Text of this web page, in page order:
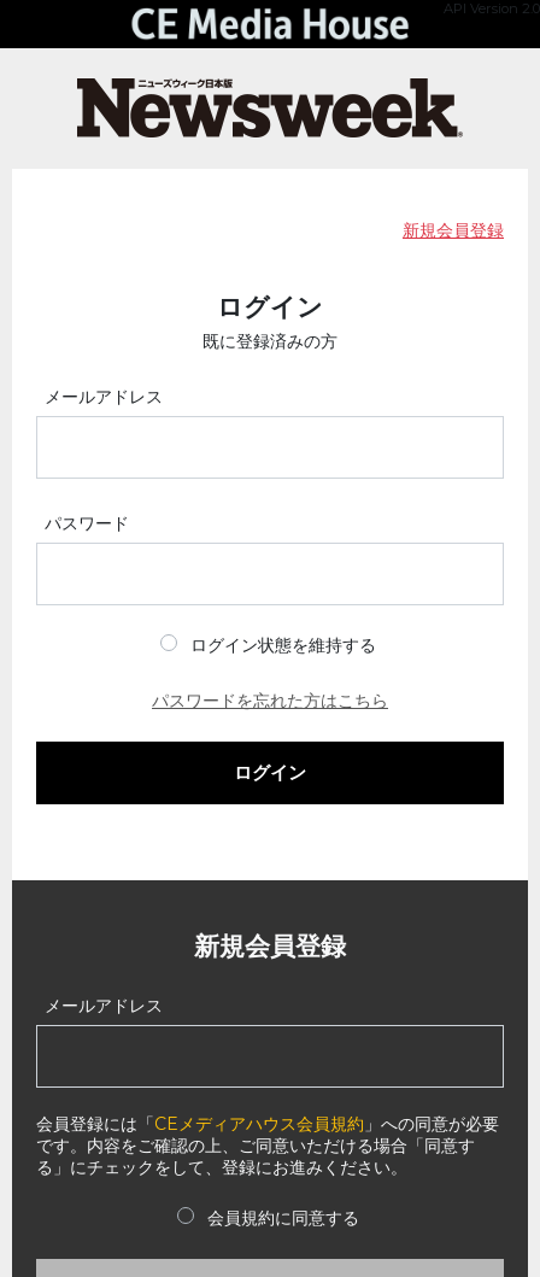
API Version 2.0
新規会員登録
ログイン
既に登録済みの方
メールアドレス
パスワード
ログイン状態を維持する
パスワードを忘れた方はこちら
ログイン
新規会員登録
メールアドレス
会員登録には「CEメディアハウス会員規約 」への同意が必要
です。内容をご確認の上、ご同意いただける場合「同意す
る」にチェックをして、登録にお進みください。
会員規約に同意する